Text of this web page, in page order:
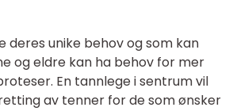
unike behov og som kan
og eldre kan ha behov for mer
En tannlege i sentrum vil
av tenner for de som ønsker